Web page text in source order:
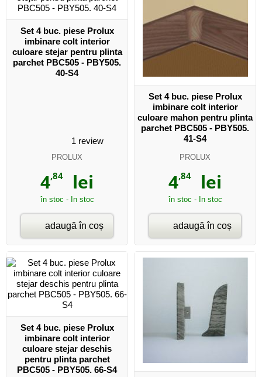
Set 4 buc. piese Prolux
imbinare colt interior
culoare stejar pentru plinta
parchet PBC505 - PBY505.
40-S4
1 review
PROLUX
4,84 lei
în stoc - In stoc
adaugă în coș
Set 4 buc. piese Prolux
imbinare colt interior
culoare mahon pentru plinta
parchet PBC505 - PBY505.
41-S4
PROLUX
4,84 lei
în stoc - In stoc
adaugă în coș
Set 4 buc. piese Prolux
imbinare colt interior
culoare stejar deschis
pentru plinta parchet
PBC505 - PBY505. 66-S4